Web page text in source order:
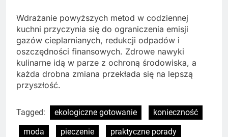
Wdrażanie powyższych metod w codziennej
kuchni przyczynia się do ograniczenia emisji
gazów cieplarnianych, redukcji odpadów i
oszczędności finansowych. Zdrowe nawyki
kulinarne idą w parze z ochroną środowiska, a
każda drobna zmiana przekłada się na lepszą
przyszłość.
Tagged: ekologiczne gotowanie
konieczność
moda
pieczenie
praktyczne porady